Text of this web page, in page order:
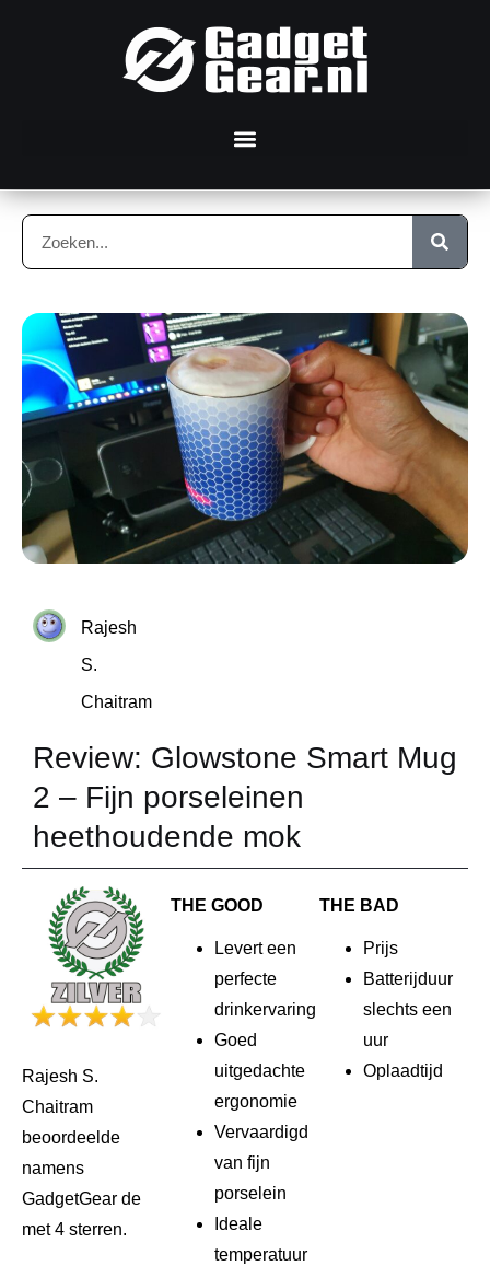
Rajesh
S.
Chaitram
Review: Glowstone Smart Mug
2 – Fijn porseleinen
heethoudende mok
Rajesh S.
Chaitram
beoordeelde
namens
GadgetGear de
met 4 sterren.
THE GOOD
Levert een
perfecte
drinkervaring
Goed
uitgedachte
ergonomie
Vervaardigd
van fijn
porselein
Ideale
temperatuur
THE BAD
Prijs
Batterijduur
slechts een
uur
Oplaadtijd